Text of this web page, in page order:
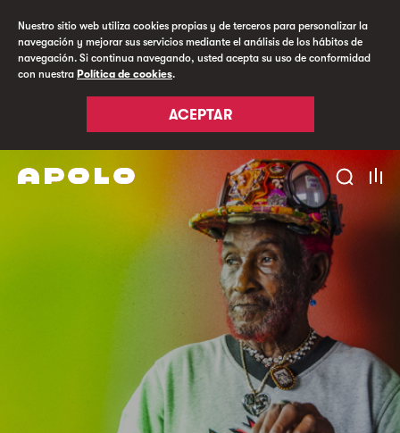
Nuestro sitio web utiliza cookies propias y de terceros para personalizar la
navegación y mejorar sus servicios mediante el análisis de los hábitos de
navegación. Si continua navegando, usted acepta su uso de conformidad
con nuestra Política de cookies.
ACEPTAR